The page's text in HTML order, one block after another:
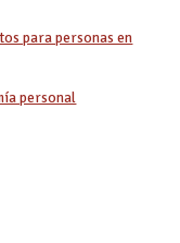
para personas en
personal